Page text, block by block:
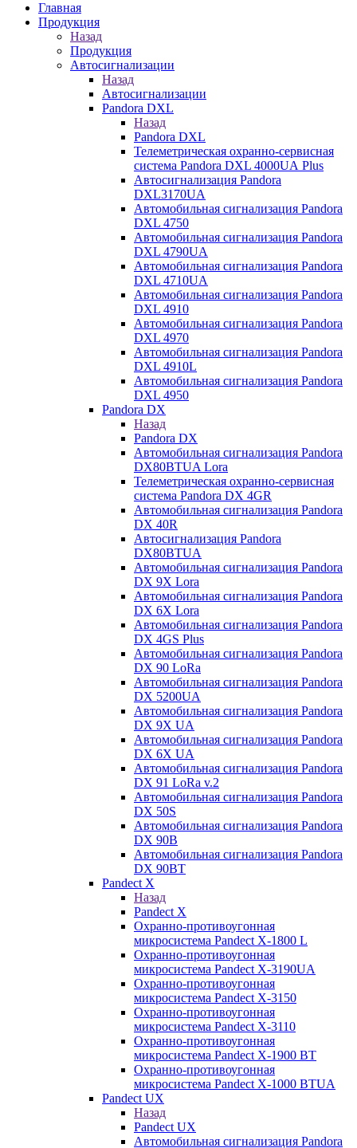
Главная
Продукция
Назад
Продукция
Автосигнализации
Назад
Автосигнализации
Pandora DXL
Назад
Pandora DXL
Телеметрическая охранно-сервисная
система Pandora DXL 4000UA Plus
Автосигнализация Pandora
DXL3170UA
Автомобильная сигнализация Pandora
DXL 4750
Автомобильная сигнализация Pandora
DXL 4790UA
Автомобильная сигнализация Pandora
DXL 4710UA
Автомобильная сигнализация Pandora
DXL 4910
Автомобильная сигнализация Pandora
DXL 4970
Автомобильная сигнализация Pandora
DXL 4910L
Автомобильная сигнализация Pandora
DXL 4950
Pandora DX
Назад
Pandora DX
Автомобильная сигнализация Pandora
DX80BTUA Lora
Телеметрическая охранно-сервисная
система Pandora DX 4GR
Автомобильная сигнализация Pandora
DX 40R
Автосигнализация Pandora
DX80BTUA
Автомобильная сигнализация Pandora
DX 9X Lora
Автомобильная сигнализация Pandora
DX 6X Lora
Автомобильная сигнализация Pandora
DX 4GS Plus
Автомобильная сигнализация Pandora
DX 90 LoRa
Автомобильная сигнализация Pandora
DX 5200UA
Автомобильная сигнализация Pandora
DX 9Х UA
Автомобильная сигнализация Pandora
DX 6Х UA
Автомобильная сигнализация Pandora
DX 91 LoRa v.2
Автомобильная сигнализация Pandora
DX 50S
Автомобильная сигнализация Pandora
DX 90B
Автомобильная сигнализация Pandora
DX 90BT
Pandect X
Назад
Pandect X
Охранно-противоугонная
микросистема Pandect X-1800 L
Охранно-противоугонная
микросистема Pandect X-3190UA
Охранно-противоугонная
микросистема Pandect X-3150
Охранно-противоугонная
микросистема Pandect X-3110
Охранно-противоугонная
микросистема Pandect X-1900 BT
Охранно-противоугонная
микросистема Pandect X-1000 BTUA
Pandect UX
Назад
Pandect UX
Автомобильная сигнализация Pandora